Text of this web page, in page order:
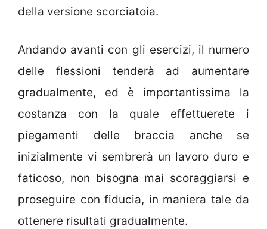
della versione scorciatoia.
Andando avanti con gli esercizi, il numero
delle flessioni tenderà ad aumentare
gradualmente, ed è importantissima la
costanza con la quale effettuerete i
piegamenti delle braccia anche se
inizialmente vi sembrerà un lavoro duro e
faticoso, non bisogna mai scoraggiarsi e
proseguire con fiducia, in maniera tale da
ottenere risultati gradualmente.